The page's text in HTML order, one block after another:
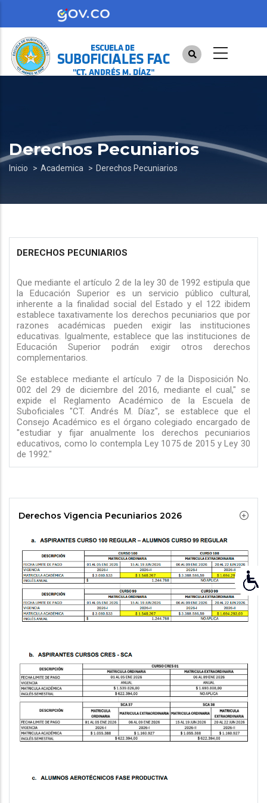
contenido
principal
Derechos Pecuniarios
Sobrescribir
de
a
navegación
Inicio Academica Derechos Pecuniarios
DERECHOS PECUNIARIOS
Que mediante el artículo 2 de la ley 30 de 1992 estipula que
la Educación Superior es un servicio público cultural,
inherente a la finalidad social del Estado y el 122 ibidem
establece taxativamente los derechos pecuniarios que por
razones académicas pueden exigir las instituciones
educativas. Igualmente, establece que las instituciones de
Educación Superior podrán exigir otros derechos
complementarios.
Se establece mediante el artículo 7 de la Disposición No.
002 del 29 de diciembre del 2016, mediante el cual," se
expide el Reglamento Académico de la Escuela de
Suboficiales "CT. Andrés M. Díaz", se establece que el
Consejo Académico es el órgano colegiado encargado de
"estudiar y fijar anualmente los derechos pecuniarios
educativos, como lo contempla Ley 1075 de 2015 y Ley 30
de 1992."
Derechos Vigencia Pecuniarios 2026